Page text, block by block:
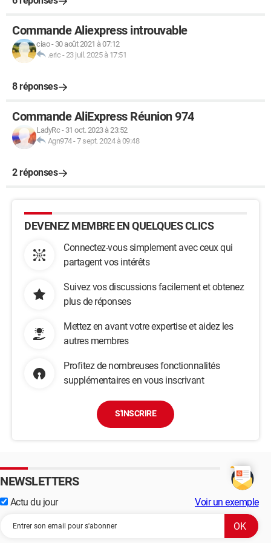
Commande Aliexpress introuvable
ciao- 30 août 2021 à 07:12
.eric -23 juil. 2025 à 17:51
8 réponses
Commande AliExpress Réunion 974
LadyRc - 31 oct. 2023 à 23:52
Agn974-7 sept. 2024 à 09:48
2 réponses
DEVENEZ MEMBRE EN QUELQUES CLICS
Connectez-vous simplement avec ceux qui
partagent vos intérêts
Suivez vos discussions facilement et obtenez
plus de réponses
Mettez en avant votre expertise et aidez les
autres membres
Profitez de nombreuses fonctionnalités
supplémentaires en vous inscrivant
S'INSCRIRE
NEWSLETTERS
Actu du jour Voir un exemple